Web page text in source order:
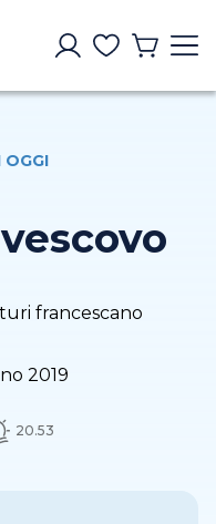
OGGI
francescano
2019
20.53